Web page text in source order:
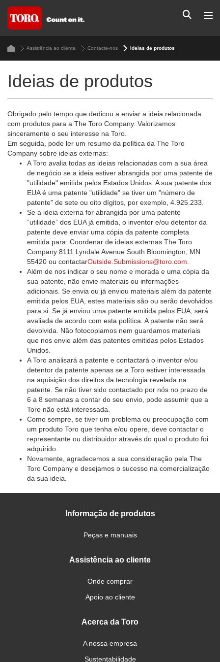
Assistência ao cliente Contacte-nos Ideias de produtos
Ideias de produtos
Obrigado pelo tempo que dedicou a enviar a ideia relacionada
com produtos para a The Toro Company. Valorizamos
sinceramente o seu interesse na Toro.
Em seguida, pode ler um resumo da política da The Toro
Company sobre ideias externas:
A Toro avalia todas as ideias relacionadas com a sua área
de negócio se a ideia estiver abrangida por uma patente de
"utilidade" emitida pelos Estados Unidos. A sua patente dos
EUA é uma patente "utilidade" se tiver um "número de
patente" de sete ou oito dígitos, por exemplo, 4.925.233.
Se a ideia externa for abrangida por uma patente
“utilidade” dos EUA já emitida, o inventor e/ou detentor da
patente deve enviar uma cópia da patente completa
emitida para: Coordenar de ideias externas The Toro
Company 8111 Lyndale Avenue South Bloomington, MN
55420 ou contactarOutside.Submissions@toro.com
Além de nos indicar o seu nome e morada e uma cópia da
sua patente, não envie materiais ou informações
adicionais. Se envia ou já enviou materiais além da patente
emitida pelos EUA, estes materiais são ou serão devolvidos
para si. Se já enviou uma patente emitida pelos EUA, será
avaliada de acordo com esta política. A patente não será
devolvida. Não fotocopiamos nem guardamos materiais
que nos envie além das patentes emitidas pelos Estados
Unidos.
A Toro analisará a patente e contactará o inventor e/ou
detentor da patente apenas se a Toro estiver interessada
na aquisição dos direitos da tecnologia revelada na
patente. Se não tiver sido contactado por nós no prazo de
6 a 8 semanas a contar do seu envio, pode assumir que a
Toro não está interessada.
Como sempre, se tiver um problema ou preocupação com
um produto Toro que tenha e/ou opere, deve contactar o
representante ou distribuidor através do qual o produto foi
adquirido.
Novamente, agradecemos a sua consideração pela The
Toro Company e desejamos o sucesso na comercialização
da sua ideia.
Informação de produtos
Peças e manuais
Assistência ao cliente
Onde comprar
Apoio ao cliente
Acerca da Toro
A nossa empresa
Sustentabilidade